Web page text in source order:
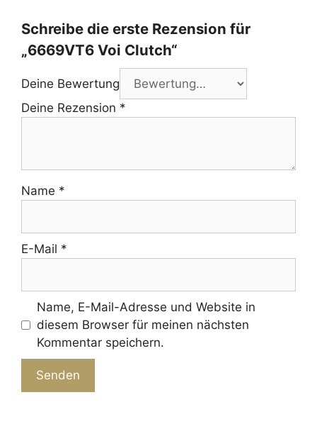
Schreibe die erste Rezension für
„6669VT6 Voi Clutch“
Deine Bewertung
Deine Rezension *
Name *
E-Mail *
Name, E-Mail-Adresse und Website in
diesem Browser für meinen nächsten
Kommentar speichern.